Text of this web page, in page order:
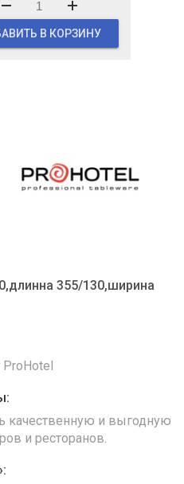
В КОРЗИНУ
355/130,ширина
качественную и выгодную
и ресторанов.